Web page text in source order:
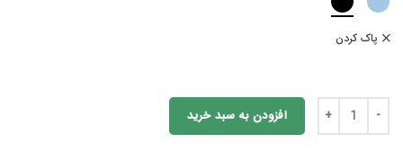
پاک کردن
افزودن به سبد خرید